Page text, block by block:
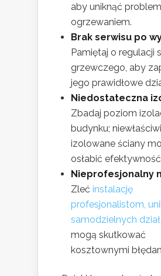
aby uniknąć
ogrzewaniem.
Brak serwisu po
Pamiętaj o regulacji
grzewczego, aby
jego prawidłowe
Niedostateczna
Zbadaj poziom
budynku;
izolowane ściany
osłabić
Nieprofesjonalny
Zleć instalację
profesjonalistom,
samodzielnych
mogą skutkować
kosztownymi